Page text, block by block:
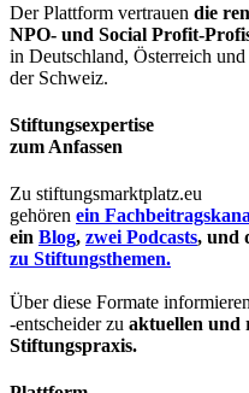
Der Plattform vertrauen die
NPO- und Social Profit-
in Deutschland, Österreich und
der Schweiz.
Stiftungsexpertise
zum Anfassen
Zu stiftungsmarktplatz.eu
gehören ein
ein Blog, zwei Podcasts, und
zu Stiftungsthemen.
Über diese Formate
-entscheider zu aktuellen und
Stiftungspraxis.